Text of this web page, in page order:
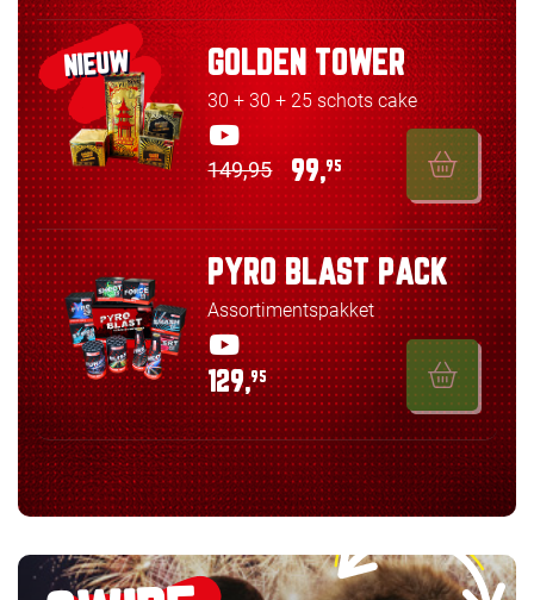
NIEUW GOLDEN TOWER
30 + 30 + 25 schots cake
149,95 99,95
PYRO BLAST PACK
Assortimentspakket
129,95